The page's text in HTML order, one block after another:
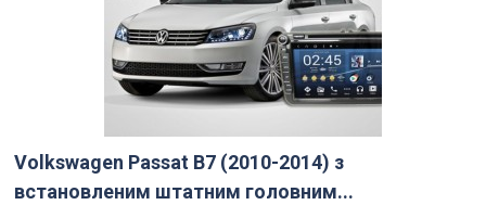
Volkswagen Passat B7 (2010-2014) з
встановленим штатним головним...